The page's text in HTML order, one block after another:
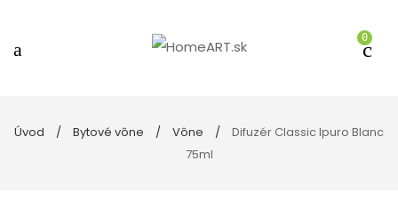
0
Úvod Bytové vône Vône
Difuzér Classic Ipuro Blanc
75ml